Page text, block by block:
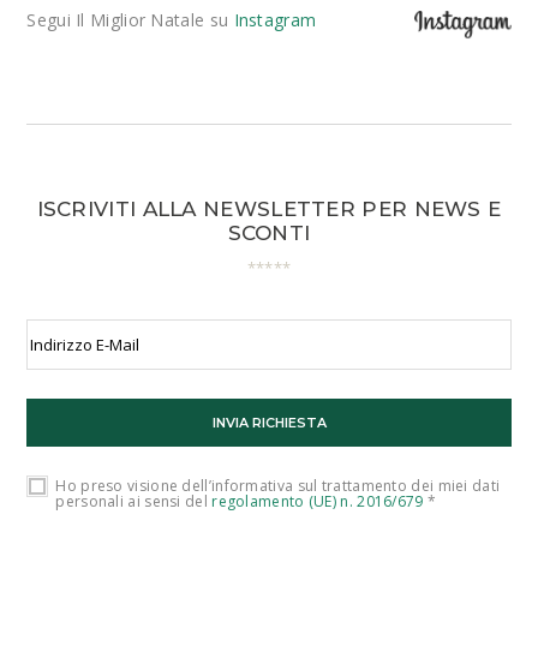
Segui Il Miglior Natale su Instagram
ISCRIVITI ALLA NEWSLETTER PER NEWS E
SCONTI
Ho preso visione dell’informativa sul trattamento dei miei dati
personali ai sensi del regolamento (UE) n. 2016/679 *